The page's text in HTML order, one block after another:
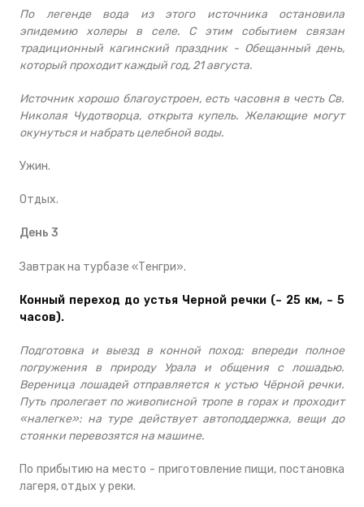
По легенде вода из этого источника остановила
эпидемию холеры в селе. С этим событием связан
традиционный кагинский праздник - Обещанный день,
который проходит каждый год, 21 августа.
Источник хорошо благоустроен, есть часовня в честь Св.
Николая Чудотворца, открыта купель. Желающие могут
окунуться и набрать целебной воды.
Ужин.
Отдых.
День 3
Завтрак на турбазе «Тенгри».
Конный переход до устья Черной речки (~ 25 км, ~ 5
часов).
Подготовка и выезд в конной поход: впереди полное
погружения в природу Урала и общения с лошадью.
Вереница лошадей отправляется к устью Чёрной речки.
Путь пролегает по живописной тропе в горах и проходит
«налегке»: на туре действует автоподдержка, вещи до
стоянки перевозятся на машине.
По прибытию на место - приготовление пищи, постановка
лагеря, отдых у реки.